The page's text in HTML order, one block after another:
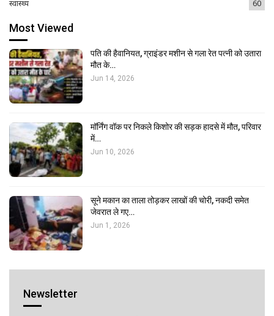
स्वास्थ्य 60
Most Viewed
पति की हैवानियत, ग्राइंडर मशीन से गला रेत पत्नी को उतारा
मौत के…
Jun 14, 2026
मॉर्निंग वॉक पर निकले किशोर की सड़क हादसे में मौत, परिवार
में…
Jun 10, 2026
सूने मकान का ताला तोड़कर लाखों की चोरी, नकदी समेत
जेवरात ले गए…
Jun 1, 2026
Newsletter